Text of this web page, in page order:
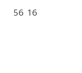
56 16